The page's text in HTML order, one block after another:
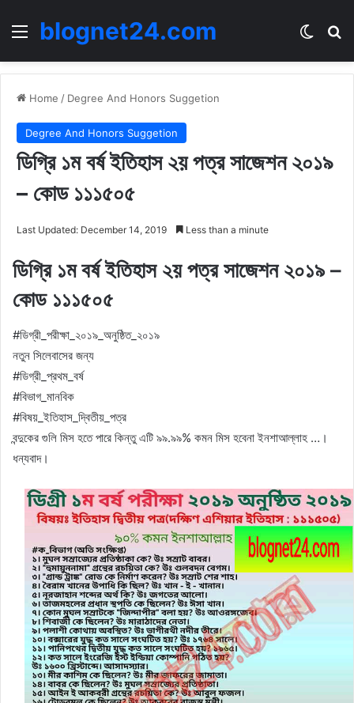
Menublognet24.com
Home / Degree And Honors Suggetion
Degree And Honors Suggetion
ডিগ্রি ১ম বর্ষ ইতিহাস ২য় পত্র সাজেশন ২০১৯
– কোড ১১১৫০৫
Last Updated: December 14, 2019 Less than a minute
ডিগ্রি ১ম বর্ষ ইতিহাস ২য় পত্র সাজেশন ২০১৯ –
কোড ১১১৫০৫
#ডিগ্রী_পরীক্ষা_২০১৯_অনুষ্ঠিত_২০১৯
নতুন সিলেবাসের জন্য
#ডিগ্রী_প্রথম_বর্ষ
#বিভাগ_মানবিক
#বিষয়_ইতিহাস_দ্বিতীয়_পত্র
বন্দুকের গুলি মিস হতে পারে কিন্তু এটি ৯৯.৯৯% কমন মিস হবেনা ইনশাআল্লাহ …।
ধন্যবাদ।